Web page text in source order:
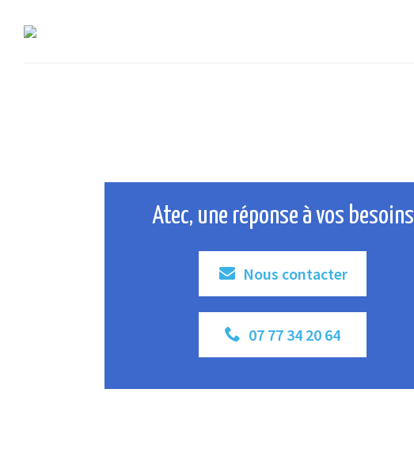
Atec, une réponse à vos besoins
Nous contacter
07 77 34 20 64